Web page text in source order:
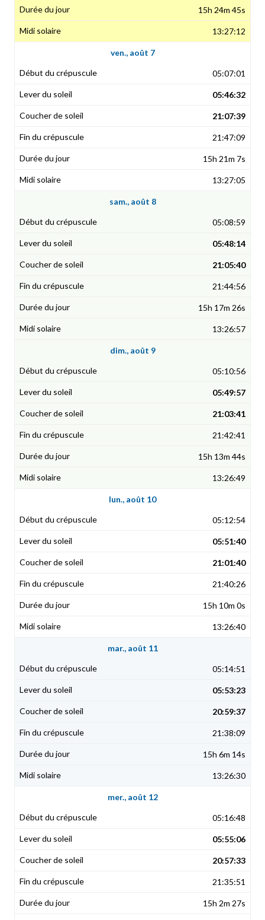
15h 24m 45s
13:27:12
ven., août 7
05:07:01
05:46:32
21:07:39
21:47:09
15h 21m 7s
13:27:05
sam., août 8
05:08:59
05:48:14
21:05:40
21:44:56
15h 17m 26s
13:26:57
dim., août 9
05:10:56
05:49:57
21:03:41
21:42:41
15h 13m 44s
13:26:49
lun., août 10
05:12:54
05:51:40
21:01:40
21:40:26
15h 10m 0s
13:26:40
mar., août 11
05:14:51
05:53:23
20:59:37
21:38:09
15h 6m 14s
13:26:30
mer., août 12
05:16:48
05:55:06
20:57:33
21:35:51
15h 2m 27s